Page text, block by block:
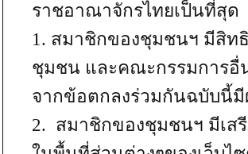
ราชอาณาจักรไทยเป็นที่สุด
1. สมาชิกของชุมชนฯ มีสิท
ชุมชน และคณะกรรมการอื่
จากข้อตกลงร่วมกันฉบับนี้มี
2. สมาชิกของชุมชนฯ มีเส